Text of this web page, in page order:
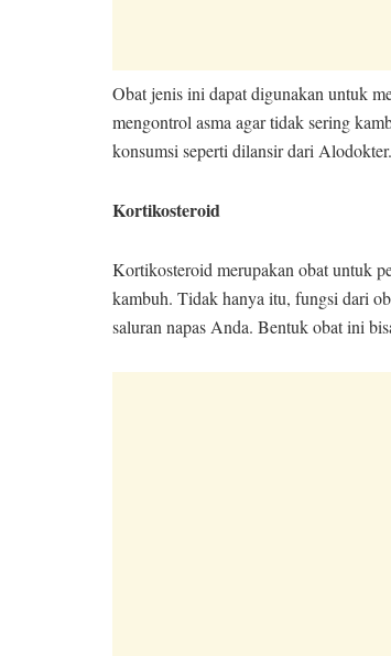
Obat jenis ini dapat digunakan untuk
mengontrol asma agar tidak sering
konsumsi seperti dilansir dari
Kortikosteroid
Kortikosteroid merupakan obat untuk
kambuh. Tidak hanya itu, fungsi dari
saluran napas Anda. Bentuk obat ini